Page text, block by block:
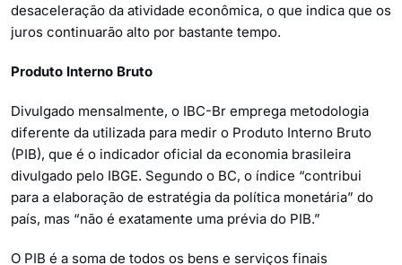
desaceleração da atividade econômica, o que indica que os
juros continuarão alto por bastante tempo.
Produto Interno Bruto
Divulgado mensalmente, o IBC-Br emprega metodologia
diferente da utilizada para medir o Produto Interno Bruto
(PIB), que é o indicador oficial da economia brasileira
divulgado pelo IBGE. Segundo o BC, o índice “contribui
para a elaboração de estratégia da política monetária” do
país, mas “não é exatamente uma prévia do PIB.”
O PIB é a soma de todos os bens e serviços finais